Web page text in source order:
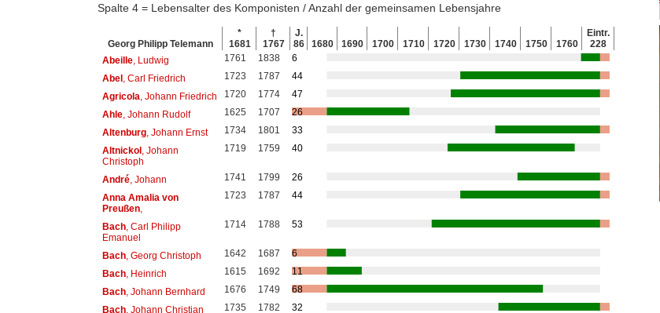
Spalte 4 = Lebensalter des Komponisten / Anzahl der gemeinsamen Lebensjahre
Georg Philipp Telemann
*
1681
†
1767
J.
86
1680 1690 1700 1710 1720 1730 1740 1750 1760
Eintr.
228
Abeille, Ludwig 1761 1838
6
Abel, Carl Friedrich 1723 1787
44
Agricola , Johann Friedrich 1720 1774
47
Ahle, Johann Rudolf 1625 1707
26
Altenburg, Johann Ernst 1734 1801
33
Altnickol, Johann
Christoph
1719 1759 40
André, Johann 1741 1799
26
Anna Amalia von
Preußen,
1723 1787 44
Bach, Carl Philipp
Emanuel
1714 1788 53
Bach, Georg Christoph 1642 1687
6
Bach, Heinrich 1615 1692
11
Bach, Johann Bernhard 1676 1749
68
Bach, Johann Christian 1735 1782
32